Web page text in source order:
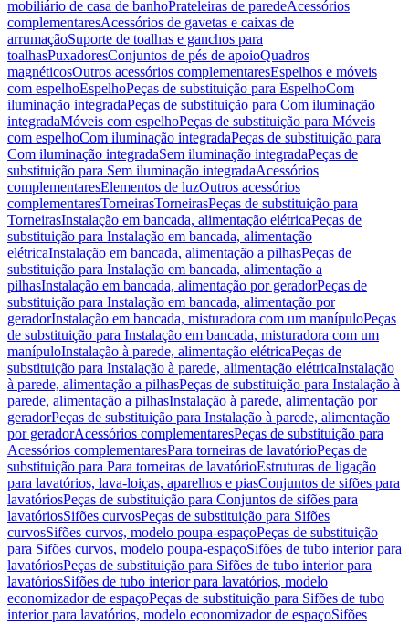
mobiliário de casa de banhoPrateleiras de paredeAcessórios
complementaresAcessórios de gavetas e caixas de
arrumaçãoSuporte de toalhas e ganchos para
toalhasPuxadoresConjuntos de pés de apoioQuadros
magnéticosOutros acessórios complementaresEspelhos e móveis
com espelhoEspelhoPeças de substituição para EspelhoCom
iluminação integradaPeças de substituição para Com iluminação
integradaMóveis com espelhoPeças de substituição para Móveis
com espelhoCom iluminação integradaPeças de substituição para
Com iluminação integradaSem iluminação integradaPeças de
substituição para Sem iluminação integradaAcessórios
complementaresElementos de luzOutros acessórios
complementaresTorneirasTorneirasPeças de substituição para
TorneirasInstalação em bancada, alimentação elétricaPeças de
substituição para Instalação em bancada, alimentação
elétricaInstalação em bancada, alimentação a pilhasPeças de
substituição para Instalação em bancada, alimentação a
pilhasInstalação em bancada, alimentação por geradorPeças de
substituição para Instalação em bancada, alimentação por
geradorInstalação em bancada, misturadora com um manípuloPeças
de substituição para Instalação em bancada, misturadora com um
manípuloInstalação à parede, alimentação elétricaPeças de
substituição para Instalação à parede, alimentação elétricaInstalação
à parede, alimentação a pilhasPeças de substituição para Instalação à
parede, alimentação a pilhasInstalação à parede, alimentação por
geradorPeças de substituição para Instalação à parede, alimentação
por geradorAcessórios complementaresPeças de substituição para
Acessórios complementaresPara torneiras de lavatórioPeças de
substituição para Para torneiras de lavatórioEstruturas de ligação
para lavatórios, lava-loiças, aparelhos e piasConjuntos de sifões para
lavatóriosPeças de substituição para Conjuntos de sifões para
lavatóriosSifões curvosPeças de substituição para Sifões
curvosSifões curvos, modelo poupa-espaçoPeças de substituição
para Sifões curvos, modelo poupa-espaçoSifões de tubo interior para
lavatóriosPeças de substituição para Sifões de tubo interior para
lavatóriosSifões de tubo interior para lavatórios, modelo
economizador de espaçoPeças de substituição para Sifões de tubo
interior para lavatórios, modelo economizador de espaçoSifões